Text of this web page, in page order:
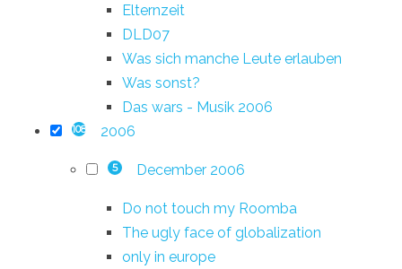
Elternzeit
DLD07
Was sich manche Leute erlauben
Was sonst?
Das wars - Musik 2006
108 2006
5 December 2006
Do not touch my Roomba
The ugly face of globalization
only in europe